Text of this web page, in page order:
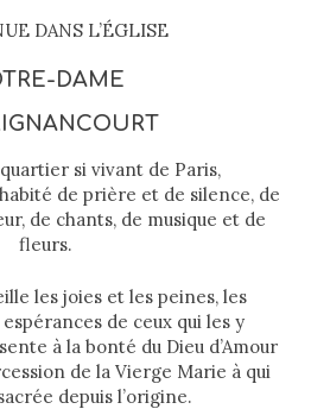
DANS L’ÉGLISE
DAME
si vivant de Paris,
de prière et de silence, de
de chants, de musique et de
fleurs.
les joies et les peines, les
de ceux qui les y
à la bonté du Dieu d’Amour
de la Vierge Marie à qui
depuis l’origine.